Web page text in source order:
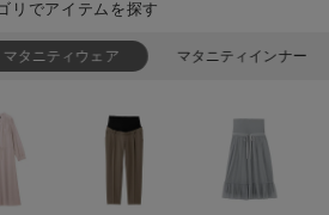
すすめ！
リでアイテムを探す
マタニティウェア マタニティインナー